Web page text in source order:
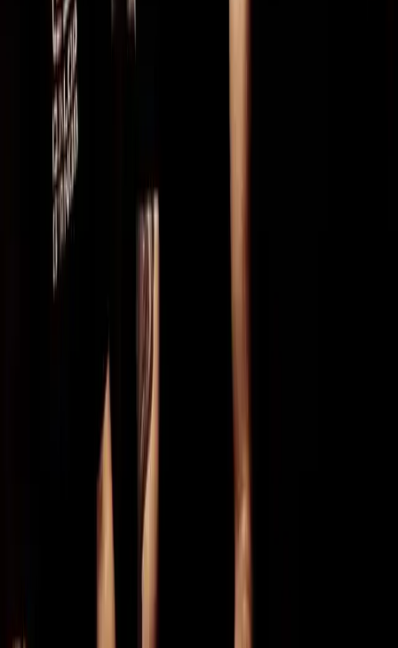
„The Truth Doesn’t to płyta dla fanów klasycznego synthpopu, ale
też dla tych, którzy szukają czegoś więcej niż tylko tanecznej
elektroniki – refleksji, klimatu i melodii, podanej w nienachalny i
nienużący sposób.
MACIEJ MAJEWSKI
MESH - Łódź, Scenografia, 05.11.2026
https://www.ticketlive.pl/pl/event/mesh-the-truth-doesnt-
matter-tour-2026-lodz-05-11-2026
Powiązane materiały
Powiązane materiały